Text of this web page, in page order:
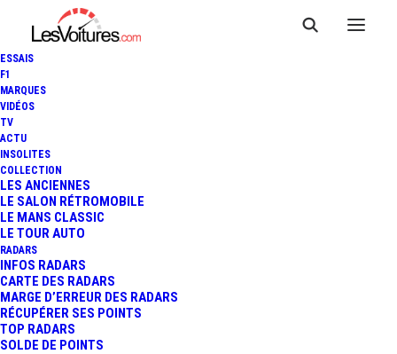
ESSAIS
F1
MARQUES
VIDÉOS
TV
ACTU
INSOLITES
COLLECTION
LES ANCIENNES
LE SALON RÉTROMOBILE
LE MANS CLASSIC
LE TOUR AUTO
RADARS
INFOS RADARS
CARTE DES RADARS
MARGE D’ERREUR DES RADARS
RÉCUPÉRER SES POINTS
TOP RADARS
SOLDE DE POINTS
13 septembre 2019